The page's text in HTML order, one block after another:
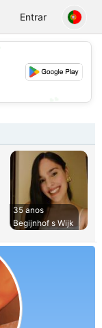
Entrar
35 anos
Begijnhof s Wijk